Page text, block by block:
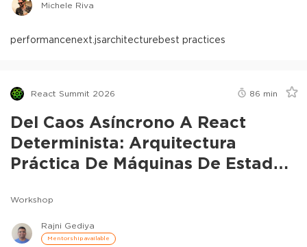
Michele Riva
performancenext.jsarchitecturebest practices
React Summit 2026 86 min
Del Caos Asíncrono A React
Determinista: Arquitectura
Práctica De Máquinas De Estados
Workshop
Rajni Gediya
Mentorship available